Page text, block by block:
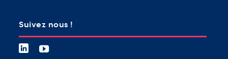
Suivez nous !